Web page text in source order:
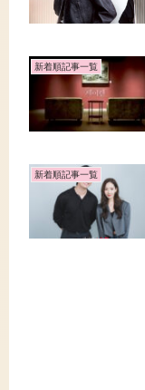
新着順記事一覧
新着順記事一覧